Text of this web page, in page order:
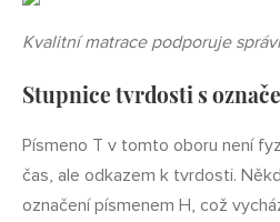
Kvalitní matrace podporuje
Stupnice tvrdosti s
Písmeno T v tomto oboru není
čas, ale odkazem k tvrdosti.
označení písmenem H, což